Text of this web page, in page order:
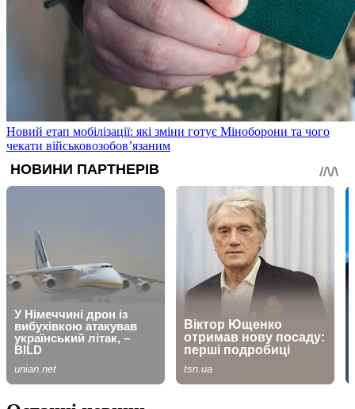
Новий етап мобілізації: які зміни готує Міноборони та чого
чекати військовозобов’язаним